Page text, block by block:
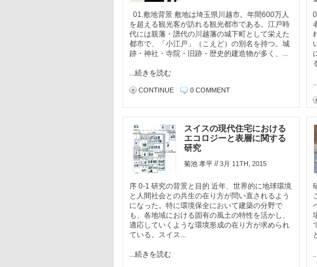
01.敷地背景 敷地は埼玉県川越市。年間600万人
を超える観光客が訪れる観光都市である。江戸時
代には親藩・譜代の川越藩の城下町として栄えた
都市で、「小江戸」（こえど）の別名を持つ。城
跡・神社・寺院・旧跡・歴史的建造物が多く、...
...続きを読む
CONTINUE 0 COMMENT
スイスの現代住宅における
エコロジーと表層に関する
研究
菊池 孝平 //3月 11TH, 2015
序 0-1 研究の背景と目的 近年、世界的に地球環境
と人間社会との共生の在り方が問い直されるよう
になった。特に環境保全において建築の分野で
も、各地域における固有の風土の特性を活かし、
適応していくような環境形成の在り方が求められ
ている。スイス...
...続きを読む